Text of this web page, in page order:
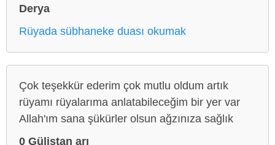
Derya
Rüyada sübhaneke duası okumak
Çok teşekkür ederim çok mutlu oldum artık
rüyamı rüyalarıma anlatabileceğim bir yer var
Allah'ım sana şükürler olsun ağzınıza sağlık
0 Gülistan arı